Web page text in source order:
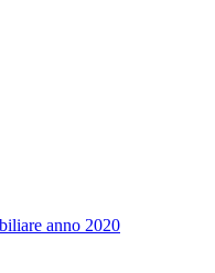
anno 2020